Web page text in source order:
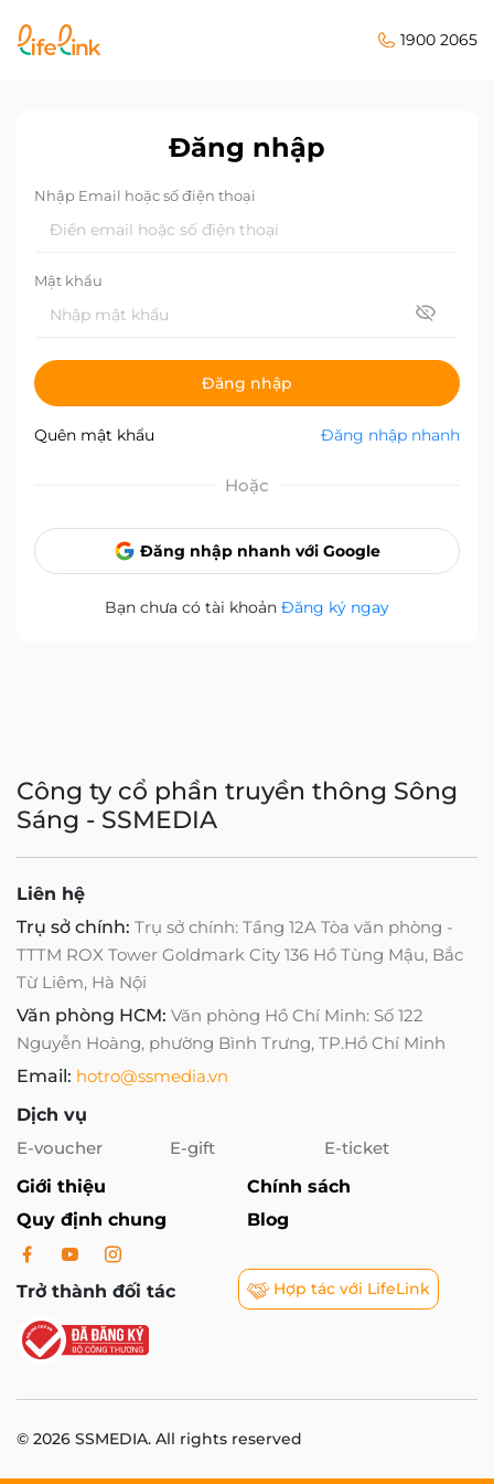
1900 2065
Đăng nhập
Nhập Email hoặc số điện thoại
Mật khẩu
Đăng nhập
Quên mật khẩu Đăng nhập nhanh
Hoặc
Đăng nhập nhanh với Google
Bạn chưa có tài khoản Đăng ký ngay
Công ty cổ phần truyền thông Sông
Sáng - SSMEDIA
Liên hệ
Trụ sở chính: Trụ sở chính: Tầng 12A Tòa văn phòng -
TTTM ROX Tower Goldmark City 136 Hồ Tùng Mậu, Bắc
Từ Liêm, Hà Nội
Văn phòng HCM: Văn phòng Hồ Chí Minh: Số 122
Nguyễn Hoàng, phường Bình Trưng, TP.Hồ Chí Minh
Email: hotro@ssmedia.vn
Dịch vụ
E-voucher
E-gift
E-ticket
Giới thiệu
Chính sách
Quy định chung
Blog
Trở thành đối tác Hợp tác với LifeLink
© 2026 SSMEDIA. All rights reserved